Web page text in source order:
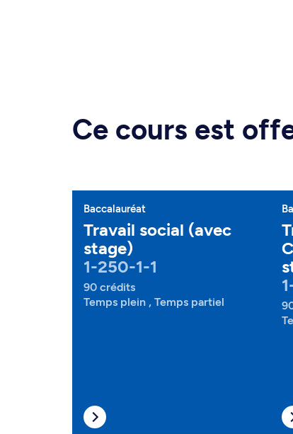
Ce cours est
Baccalauréat
Travail social (avec
stage)
1-250-1-1
90 crédits
Temps plein , Temps partiel